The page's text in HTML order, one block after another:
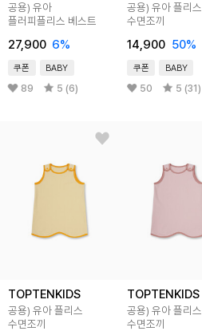
공용) 유아
플러피플리스 베스트
27,900 6%
쿠폰 BABY
89 5 (6)
공용) 유아 플리스
수면조끼
14,900 50%
쿠폰 BABY
50 5 (31)
TOPTENKIDS
공용) 유아 플리스
수면조끼
TOPTENKIDS
공용) 유아 플리스
수면조끼